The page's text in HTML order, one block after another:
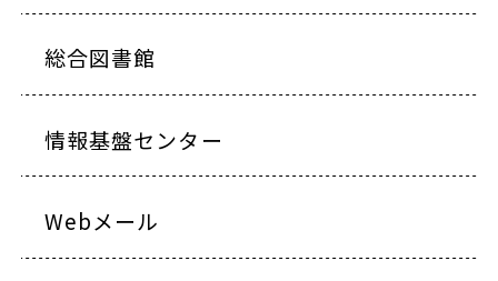
総合図書館
情報基盤センター
Webメール